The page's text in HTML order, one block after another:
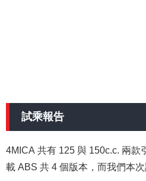
試乘報告
4MICA 共有 125 與 150c.c. 兩款
載 ABS 共 4 個版本，而我們本